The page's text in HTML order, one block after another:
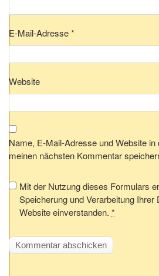
E-Mail-Adresse*
Website
Name, E-Mail-Adresse und Website
meinen nächsten Kommentar
Mit der Nutzung dieses Formulars
Speicherung und Verarbeitung Ihrer
Website einverstanden. *